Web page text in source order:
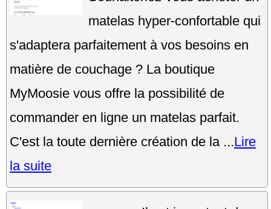
matelas hyper-confortable qui
s'adaptera parfaitement à vos besoins en
matière de couchage ? La boutique
MyMoosie vous offre la possibilité de
commander en ligne un matelas parfait.
C'est la toute dernière création de la ...Lire
la suite